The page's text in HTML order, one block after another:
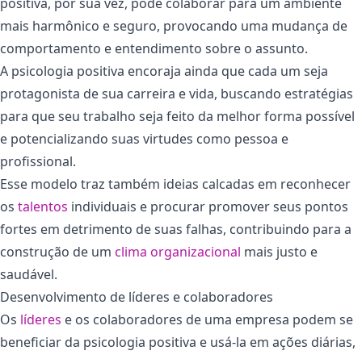
mais harmônico e seguro, provocando uma mudança de
comportamento e entendimento sobre o assunto.
A psicologia positiva encoraja ainda que cada um seja
protagonista de sua carreira e vida, buscando estratégias
para que seu trabalho seja feito da melhor forma possível
e potencializando suas virtudes como pessoa e
profissional.
Esse modelo traz também ideias calcadas em reconhecer
os talentos individuais e procurar promover seus pontos
fortes em detrimento de suas falhas, contribuindo para a
construção de um clima organizacional mais justo e
saudável.
Desenvolvimento de líderes e colaboradores
Os líderes e os colaboradores de uma empresa podem se
beneficiar da psicologia positiva e usá-la em ações diárias,